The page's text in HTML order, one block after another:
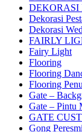
Dekorasi
Dekorasi
FAIRLY
Fairy Light
Flooring
Flooring
Flooring
Gate –
Gate – Pintu
GATE
Gong